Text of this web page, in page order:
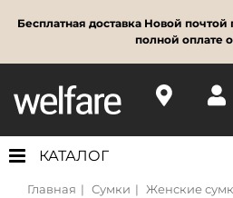
Бесплатная доставка Новой почтой
полной оплате
КАТАЛОГ
Главная Сумки Женские